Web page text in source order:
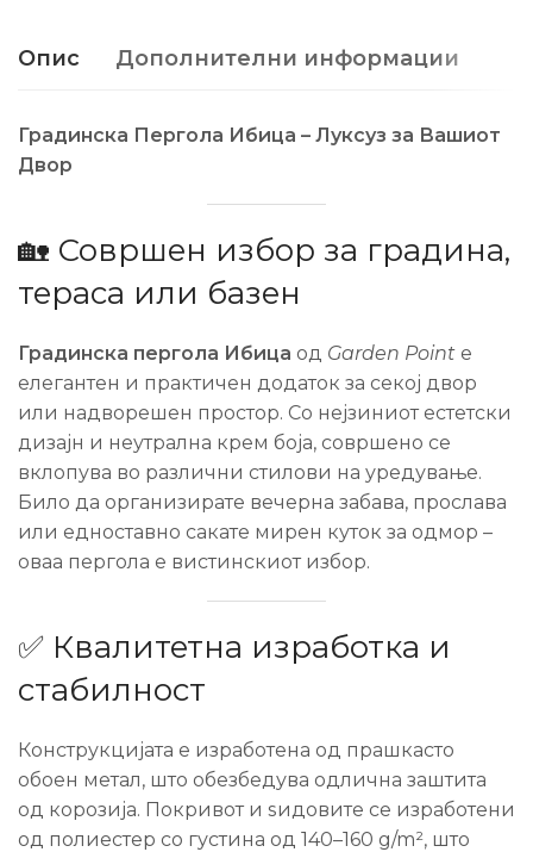
Опис Дополнителни информации
Градинска Пергола Ибица – Луксуз за Вашиот
Двор
🏡 Совршен избор за градина,
тераса или базен
Градинска пергола Ибица од Garden Point е
елегантен и практичен додаток за секој двор
или надворешен простор. Со нејзиниот естетски
дизајн и неутрална крем боја, совршено се
вклопува во различни стилови на уредување.
Било да организирате вечерна забава, прослава
или едноставно сакате мирен куток за одмор –
оваа пергола е вистинскиот избор.
✅ Квалитетна изработка и
стабилност
Конструкцијата е изработена од прашкасто
обоен метал, што обезбедува одлична заштита
од корозија. Покривот и ѕидовите се изработени
од полиестер со густина од 140–160 g/m², што